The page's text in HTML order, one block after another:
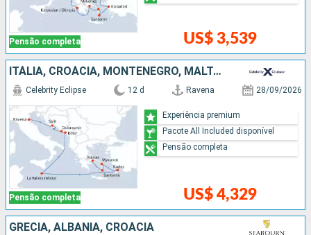
Pensão completa US$ 3,539
ITÁLIA, CROÁCIA, MONTENEGRO, MALTA, GRÉCIA
Pensão completa
Celebrity Eclipse 12 d Ravena 28/09/2026
US$ 4,329
Experiência premium
Pacote All Included disponível
Pensão completa
GRÉCIA, ALBÂNIA, CROÁCIA